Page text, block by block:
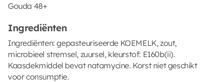
Gouda 48+
Ingrediënten
Ingrediënten: gepasteuriseerde KOEMELK, zout,
microbieel stremsel, zuursel, kleurstof: E160b(ii).
Kaasdekmiddel bevat natamycine. Korst niet geschikt
voor consumptie.